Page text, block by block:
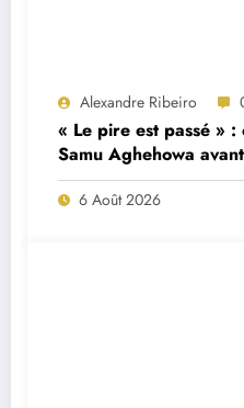
Alexandre Ribeiro
« Le pire est passé »
Samu Aghehowa
Porto ?
6 Août 2026